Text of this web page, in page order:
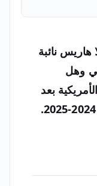
هاريس نائبة
وهل
الأمريكية بعد